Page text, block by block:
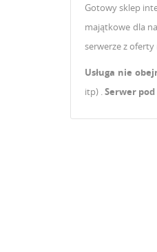
Gotowy sklep
majątkowe dla
serwerze z oferty
Usługa nie
itp) . Serwer